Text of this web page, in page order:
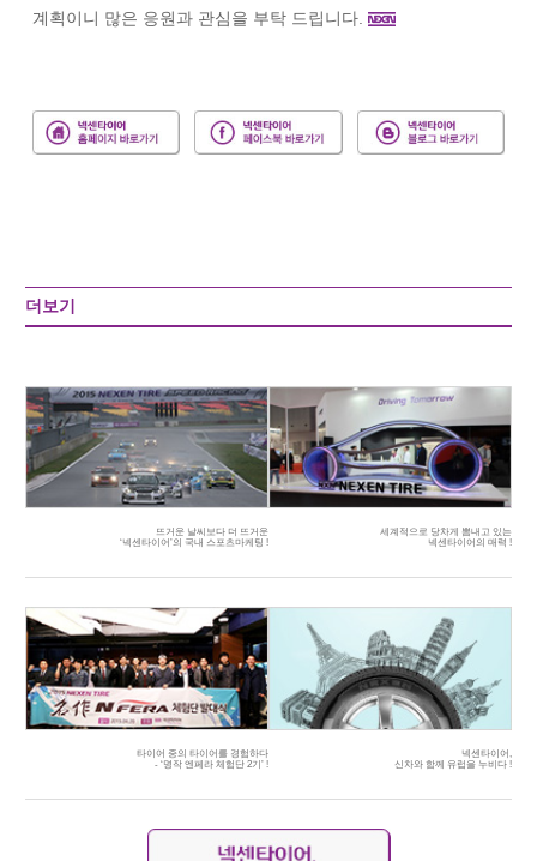
계획이니 많은 응원과 관심을 부탁 드립니다.
더보기
뜨거운 날씨보다 더 뜨거운
‘넥센타이어’의 국내 스포츠마케팅 !
세계적으로 당차게 뽐내고 있는
넥센타이어의 매력 !
타이어 중의 타이어를 경험하다
- ‘명작 엔페라 체험단 2기’ !
넥센타이어,
신차와 함께 유럽을 누비다 !